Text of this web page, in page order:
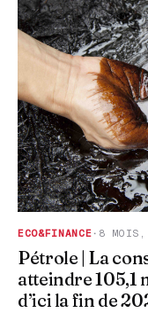
ECO&FINANCE · 8 MOIS,
Pétrole | La
atteindre 105,1
d’ici la fin de